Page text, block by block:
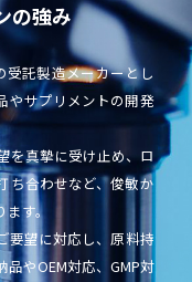
の強み
受託製造メーカーとし
やサプリメントの開発
を真摯に受け止め、ロ
ち合わせなど、俊敏か
す。
要望に対応し、原料持
やOEM対応、GMP対